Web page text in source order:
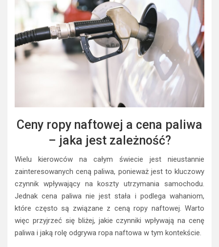
Ceny ropy naftowej a cena paliwa
– jaka jest zależność?
Wielu kierowców na całym świecie jest nieustannie
zainteresowanych ceną paliwa, ponieważ jest to kluczowy
czynnik wpływający na koszty utrzymania samochodu.
Jednak cena paliwa nie jest stała i podlega wahaniom,
które często są związane z ceną ropy naftowej. Warto
więc przyjrzeć się bliżej, jakie czynniki wpływają na cenę
paliwa i jaką rolę odgrywa ropa naftowa w tym kontekście.